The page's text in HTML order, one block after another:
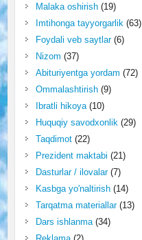
Malaka oshirish(19)
Imtihonga tayyorgarlik (63)
Foydali veb saytlar(6)
Nizom (37)
Abituriyentga yordam (72)
Ommalashtirish(9)
Ibratli hikoya(10)
Huquqiy savodxonlik (29)
Taqdimot(22)
Prezident maktabi (21)
Dasturlar / ilovalar(7)
Kasbga yo'naltirish(14)
Tarqatma materiallar(13)
Dars ishlanma(34)